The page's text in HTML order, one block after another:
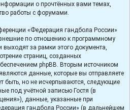
о прочтённых вами темах,
работы с форумами.
«Федерация гандбола России»
по отношению к программному
за рамки этого документа,
страниц, созданных
phpBB. Вторым источником
данные, которые вы отправляете
быть, но не исчерпываются, следующие
под учётной записью Гостя (в
данные, указанные при
гандбола России» (в дальнейшем